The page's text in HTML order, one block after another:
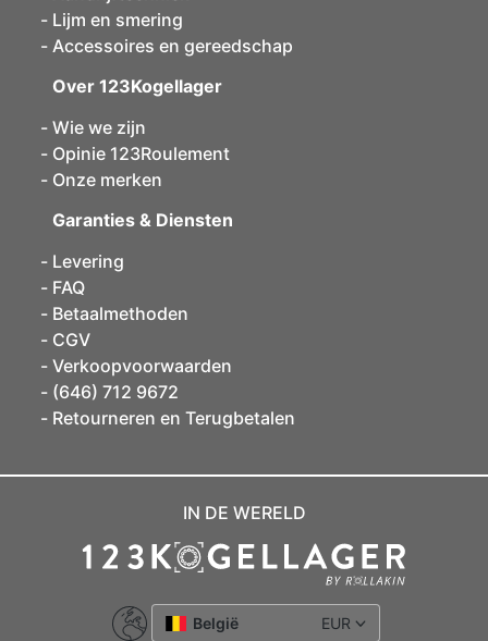
Lijm en smering
Accessoires en gereedschap
Over 123Kogellager
Wie we zijn
Opinie 123Roulement
Onze merken
Garanties & Diensten
Levering
FAQ
Betaalmethoden
CGV
Verkoopvoorwaarden
(646) 712 9672
Retourneren en Terugbetalen
IN DE WERELD
België EUR